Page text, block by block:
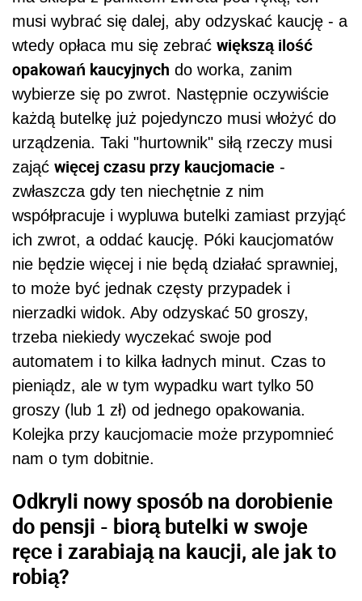
musi wybrać się dalej, aby odzyskać kaucję - a
wtedy opłaca mu się zebrać większą ilość
opakowań kaucyjnych do worka, zanim
wybierze się po zwrot. Następnie oczywiście
każdą butelkę już pojedynczo musi włożyć do
urządzenia. Taki "hurtownik" siłą rzeczy musi
zająć więcej czasu przy kaucjomacie -
zwłaszcza gdy ten niechętnie z nim
współpracuje i wypluwa butelki zamiast przyjąć
ich zwrot, a oddać kaucję. Póki kaucjomatów
nie będzie więcej i nie będą działać sprawniej,
to może być jednak częsty przypadek i
nierzadki widok. Aby odzyskać 50 groszy,
trzeba niekiedy wyczekać swoje pod
automatem i to kilka ładnych minut. Czas to
pieniądz, ale w tym wypadku wart tylko 50
groszy (lub 1 zł) od jednego opakowania.
Kolejka przy kaucjomacie może przypomnieć
nam o tym dobitnie.
Odkryli nowy sposób na dorobienie
do pensji - biorą butelki w swoje
ręce i zarabiają na kaucji, ale jak to
robią?